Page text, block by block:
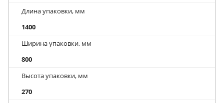
Длина упаковки, мм
1400
Ширина упаковки, мм
800
Высота упаковки, мм
270